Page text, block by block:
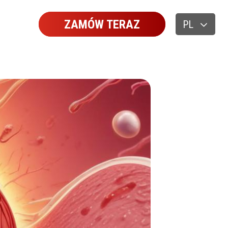
ZAMÓW TERAZ PL